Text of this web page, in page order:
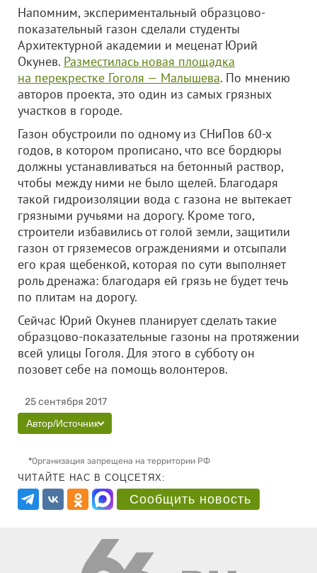
Напомним, экспериментальный образцово-
показательный газон сделали студенты
Архитектурной академии и меценат Юрий
Окунев. Разместилась новая площадка
на перекрестке Гоголя — Малышева. По мнению
авторов проекта, это один из самых грязных
участков в городе.
Газон обустроили по одному из СНиПов 60-х
годов, в котором прописано, что все бордюры
должны устанавливаться на бетонный раствор,
чтобы между ними не было щелей. Благодаря
такой гидроизоляции вода с газона не вытекает
грязными ручьями на дорогу. Кроме того,
строители избавились от голой земли, защитили
газон от гряземесов ограждениями и отсыпали
его края щебенкой, которая по сути выполняет
роль дренажа: благодаря ей грязь не будет течь
по плитам на дорогу.
Сейчас Юрий Окунев планирует сделать такие
образцово-показательные газоны на протяжении
всей улицы Гоголя. Для этого в субботу он
позовет себе на помощь волонтеров.
25 сентября 2017
Автор/Источник
*Организация запрещена на территории РФ
ЧИТАЙТЕ НАС В СОЦСЕТЯХ:
Сообщить новость